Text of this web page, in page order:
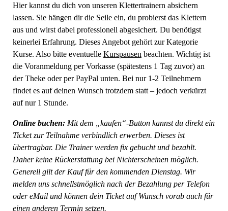
Hier kannst du dich von unseren Klettertrainern absichern
lassen. Sie hängen dir die Seile ein, du probierst das Klettern
aus und wirst dabei professionell abgesichert. Du benötigst
keinerlei Erfahrung. Dieses Angebot gehört zur Kategorie
Kurse. Also bitte eventuelle Kurspausen beachten. Wichtig ist
die Voranmeldung per Vorkasse (spätestens 1 Tag zuvor) an
der Theke oder per PayPal unten. Bei nur 1-2 Teilnehmern
findet es auf deinen Wunsch trotzdem statt – jedoch verkürzt
auf nur 1 Stunde.
Online buchen: Mit dem „kaufen“-Button kannst du direkt ein
Ticket zur Teilnahme verbindlich erwerben. Dieses ist
übertragbar. Die Trainer werden fix gebucht und bezahlt.
Daher keine Rückerstattung bei Nichterscheinen möglich.
Generell gilt der Kauf für den kommenden Dienstag. Wir
melden uns schnellstmöglich nach der Bezahlung per Telefon
oder eMail und können dein Ticket auf Wunsch vorab auch für
einen anderen Termin setzen.